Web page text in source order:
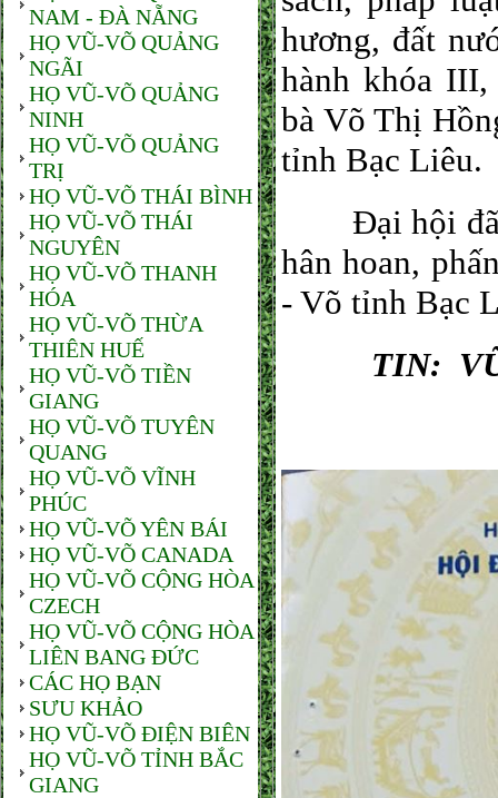
NAM - ĐÀ NẴNG
HỌ VŨ-VÕ QUẢNG
NGÃI
HỌ VŨ-VÕ QUẢNG
NINH
HỌ VŨ-VÕ QUẢNG
TRỊ
HỌ VŨ-VÕ THÁI BÌNH
HỌ VŨ-VÕ THÁI
NGUYÊN
HỌ VŨ-VÕ THANH
HÓA
HỌ VŨ-VÕ THỪA
THIÊN HUẾ
HỌ VŨ-VÕ TIỀN
GIANG
HỌ VŨ-VÕ TUYÊN
QUANG
HỌ VŨ-VÕ VĨNH
PHÚC
HỌ VŨ-VÕ YÊN BÁI
HỌ VŨ-VÕ CANADA
HỌ VŨ-VÕ CỘNG HÒA
CZECH
HỌ VŨ-VÕ CỘNG HÒA
LIÊN BANG ĐỨC
CÁC HỌ BẠN
SƯU KHẢO
HỌ VŨ-VÕ ĐIỆN BIÊN
HỌ VŨ-VÕ TỈNH BẮC
GIANG
hương, đất
hành khóa
bà Võ Thị
tỉnh Bạc Liêu.
Đại hội đã
hân hoan,
- Võ tỉnh Bạc
TIN: